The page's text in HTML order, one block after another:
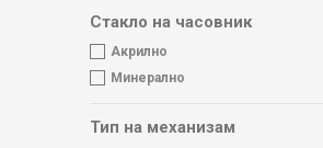
Стакло на часовник
Акрилно
Минерално
Тип на механизам